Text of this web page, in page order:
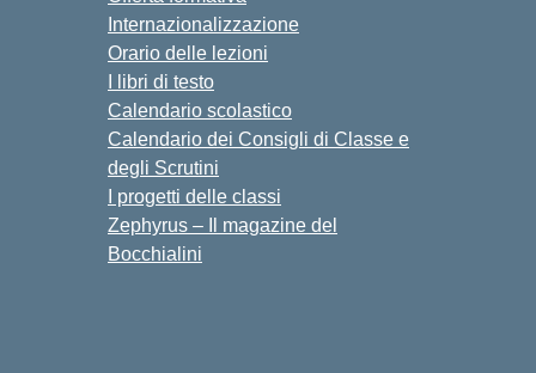
Internazionalizzazione
Orario delle lezioni
I libri di testo
Calendario scolastico
Calendario dei Consigli di Classe e
degli Scrutini
I progetti delle classi
Zephyrus – Il magazine del
Bocchialini